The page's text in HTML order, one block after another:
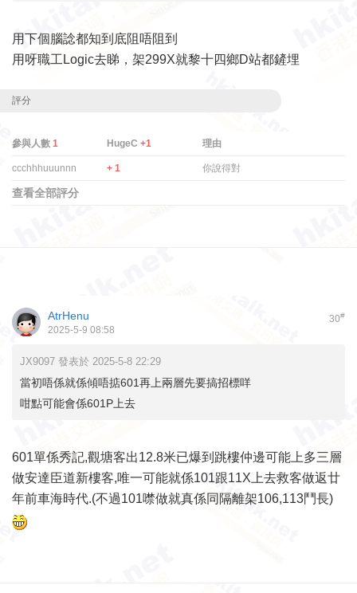
用下個腦諗都知到底阻唔阻到
用呀職工Logic去睇，架299X就黎十四鄉D站都鏟埋
評分
參與人數 1 HugeC+1 理由
ccchhhuuunnn + 1 你說得對
查看全部評分
30#
AtrHenu
2025-5-9 08:58
JX9097 發表於 2025-5-8 22:29
當初唔係就係傾唔掂601再上兩層先要搞招標咩
咁點可能會係601P上去
601單係秀記,觀塘客出12.8米已爆到跳樓仲邊可能上多三層
做安達臣道新樓客,唯一可能就係101跟11X上去救客做返廿
年前車海時代.(不過101噤做就真係同隔離架106,113鬥長)